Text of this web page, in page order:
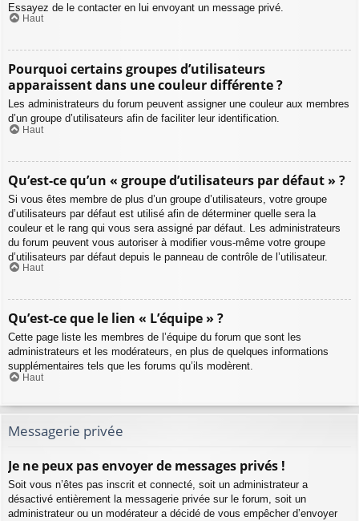
Essayez de le contacter en lui envoyant un message privé.
Haut
Pourquoi certains groupes d’utilisateurs
apparaissent dans une couleur différente ?
Les administrateurs du forum peuvent assigner une couleur aux membres
d’un groupe d’utilisateurs afin de faciliter leur identification.
Haut
Qu’est-ce qu’un « groupe d’utilisateurs par défaut » ?
Si vous êtes membre de plus d’un groupe d’utilisateurs, votre groupe
d’utilisateurs par défaut est utilisé afin de déterminer quelle sera la
couleur et le rang qui vous sera assigné par défaut. Les administrateurs
du forum peuvent vous autoriser à modifier vous-même votre groupe
d’utilisateurs par défaut depuis le panneau de contrôle de l’utilisateur.
Haut
Qu’est-ce que le lien « L’équipe » ?
Cette page liste les membres de l’équipe du forum que sont les
administrateurs et les modérateurs, en plus de quelques informations
supplémentaires tels que les forums qu’ils modèrent.
Haut
Messagerie privée
Je ne peux pas envoyer de messages privés !
Soit vous n’êtes pas inscrit et connecté, soit un administrateur a
désactivé entièrement la messagerie privée sur le forum, soit un
administrateur ou un modérateur a décidé de vous empêcher d’envoyer